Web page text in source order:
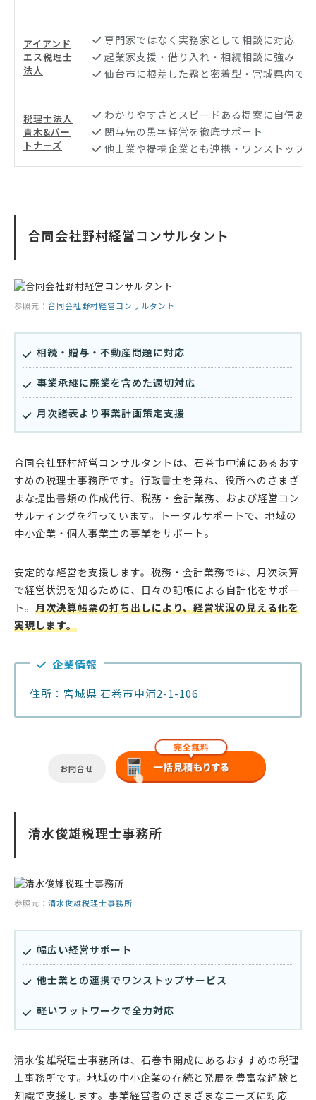
アイアンド
エス税理士
法人
専門家ではなく実務家として相談に対応
起業家支援・借り入れ・相続相談に強み
仙台市に根差した霜と密着型・宮城県内で
税理士法人
青木&パー
トナーズ
わかりやすさとスピードある提案に自信あり
関与先の黒字経営を徹底サポート
他士業や提携企業とも連携・ワンストップ
合同会社野村経営コンサルタント
参照元： 合同会社野村経営コンサルタント
相続・贈与・不動産問題に対応
事業承継に廃業を含めた適切対応
月次諸表より事業計画策定支援
合同会社野村経営コンサルタントは、石巻市中浦にあるおす
すめの税理士事務所です。行政書士を兼ね、役所へのさまざ
まな提出書類の作成代行、税務・会計業務、および経営コン
サルティングを行っています。トータルサポートで、地域の
中小企業・個人事業主の事業をサポート。
安定的な経営を支援します。税務・会計業務では、月次決算
で経営状況を知るために、日々の記帳による自計化をサポー
ト。 月次決算帳票の打ち出しにより、経営状況の見える化を
実現します。
企業情報
住所：宮城県 石巻市中浦2-1-106
お問合せ
清水俊雄税理士事務所
参照元： 清水俊雄税理士事務所
幅広い経営サポート
他士業との連携でワンストップサービス
軽いフットワークで全力対応
清水俊雄税理士事務所は、石巻市開成にあるおすすめの税理
士事務所です。地域の中小企業の存続と発展を豊富な経験と
知識で支援します。事業経営者のさまざまなニーズに対応